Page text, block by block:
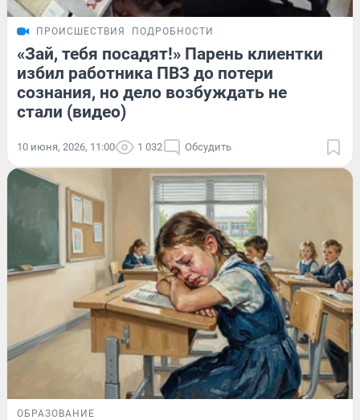
ПРОИСШЕСТВИЯ ПОДРОБНОСТИ
«Зай, тебя посадят!» Парень клиентки
избил работника ПВЗ до потери
сознания, но дело возбуждать не
стали (видео)
10 июня, 2026, 11:00 1 032 Обсудить
ОБРАЗОВАНИЕ